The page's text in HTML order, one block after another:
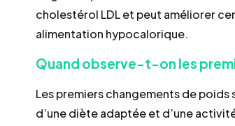
cholestérol LDL et peut améliorer
alimentation hypocalorique.
Quand observe-t-on les
Les premiers changements de
d’une diète adaptée et d’une